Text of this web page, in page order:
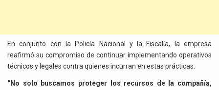
En conjunto con la Policía Nacional y la Fiscalía, la empresa
reafirmó su compromiso de continuar implementando operativos
técnicos y legales contra quienes incurran en estas prácticas.
“No solo buscamos proteger los recursos de la compañía,